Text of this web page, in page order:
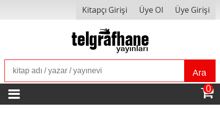
Kitapçı Girişi Üye Ol Üye Girişi
Ara
0